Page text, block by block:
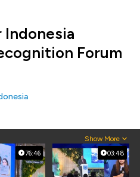
Indonesia
Forum
Show More
76:46 03:48